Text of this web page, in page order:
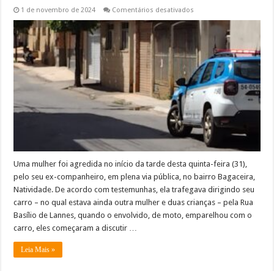
1 de novembro de 2024 Comentários desativados
agredida
ex-
companheiro
no
meio
da
rua
bairro
Bagaceira,
Natividade
Uma mulher foi agredida no início da tarde desta quinta-feira (31),
pelo seu ex-companheiro, em plena via pública, no bairro Bagaceira,
Natividade. De acordo com testemunhas, ela trafegava dirigindo seu
carro – no qual estava ainda outra mulher e duas crianças – pela Rua
Basílio de Lannes, quando o envolvido, de moto, emparelhou com o
carro, eles começaram a discutir …
Leia Mais »